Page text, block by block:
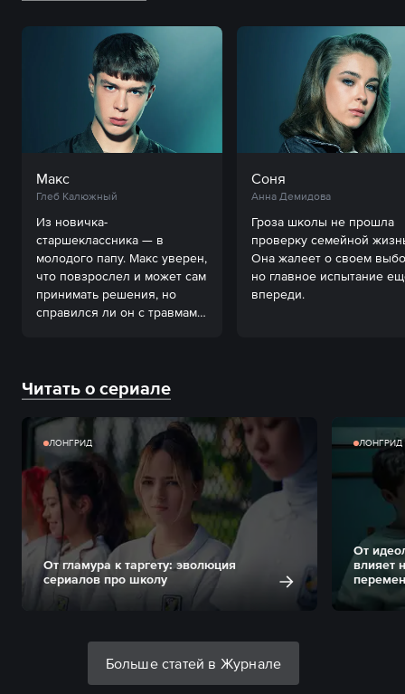
Макс
Глеб Калюжный
Из новичка-
старшеклассника — в
молодого папу. Макс уверен,
что повзрослел и может сам
принимать решения, но
справился ли он с травмами
Соня
Анна Демидова
Гроза школы не прошла
проверку семейной
Она жалеет о своем
но главное испытание
впереди.
Читать о сериале
ЛОНГРИД
От гламура к таргету: эволюция
сериалов про школу
ЛОНГРИД
От
влияет
Больше статей в Журнале